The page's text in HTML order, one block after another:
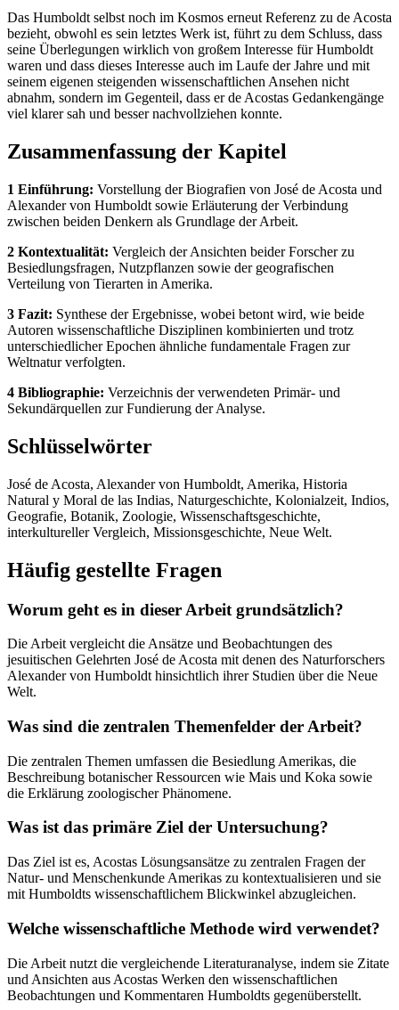
Das Humboldt selbst noch im Kosmos erneut Referenz zu de Acosta
bezieht, obwohl es sein letztes Werk ist, führt zu dem Schluss, dass
seine Überlegungen wirklich von großem Interesse für Humboldt
waren und dass dieses Interesse auch im Laufe der Jahre und mit
seinem eigenen steigenden wissenschaftlichen Ansehen nicht
abnahm, sondern im Gegenteil, dass er de Acostas Gedankengänge
viel klarer sah und besser nachvollziehen konnte.
Zusammenfassung der Kapitel
1 Einführung: Vorstellung der Biografien von José de Acosta und
Alexander von Humboldt sowie Erläuterung der Verbindung
zwischen beiden Denkern als Grundlage der Arbeit.
2 Kontextualität: Vergleich der Ansichten beider Forscher zu
Besiedlungsfragen, Nutzpflanzen sowie der geografischen
Verteilung von Tierarten in Amerika.
3 Fazit: Synthese der Ergebnisse, wobei betont wird, wie beide
Autoren wissenschaftliche Disziplinen kombinierten und trotz
unterschiedlicher Epochen ähnliche fundamentale Fragen zur
Weltnatur verfolgten.
4 Bibliographie: Verzeichnis der verwendeten Primär- und
Sekundärquellen zur Fundierung der Analyse.
Schlüsselwörter
José de Acosta, Alexander von Humboldt, Amerika, Historia
Natural y Moral de las Indias, Naturgeschichte, Kolonialzeit, Indios,
Geografie, Botanik, Zoologie, Wissenschaftsgeschichte,
interkultureller Vergleich, Missionsgeschichte, Neue Welt.
Häufig gestellte Fragen
Worum geht es in dieser Arbeit grundsätzlich?
Die Arbeit vergleicht die Ansätze und Beobachtungen des
jesuitischen Gelehrten José de Acosta mit denen des Naturforschers
Alexander von Humboldt hinsichtlich ihrer Studien über die Neue
Welt.
Was sind die zentralen Themenfelder der Arbeit?
Die zentralen Themen umfassen die Besiedlung Amerikas, die
Beschreibung botanischer Ressourcen wie Mais und Koka sowie
die Erklärung zoologischer Phänomene.
Was ist das primäre Ziel der Untersuchung?
Das Ziel ist es, Acostas Lösungsansätze zu zentralen Fragen der
Natur- und Menschenkunde Amerikas zu kontextualisieren und sie
mit Humboldts wissenschaftlichem Blickwinkel abzugleichen.
Welche wissenschaftliche Methode wird verwendet?
Die Arbeit nutzt die vergleichende Literaturanalyse, indem sie Zitate
und Ansichten aus Acostas Werken den wissenschaftlichen
Beobachtungen und Kommentaren Humboldts gegenüberstellt.